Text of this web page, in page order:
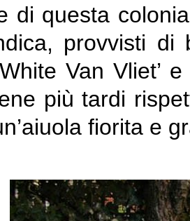
di questa
provvisti
Van Vliet’
più tardi
fiorita e